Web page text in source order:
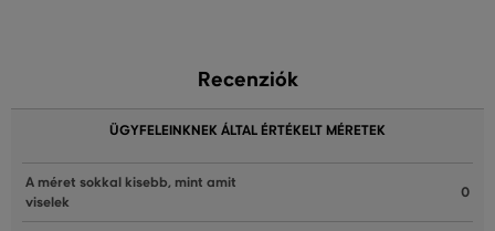
Recenziók
ÜGYFELEINKNEK ÁLTAL ÉRTÉKELT MÉRETEK
A méret sokkal kisebb, mint amit
viselek
0